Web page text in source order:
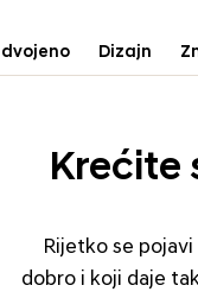
Dizajn
Krećite
Rijetko se
dobro i koji daje